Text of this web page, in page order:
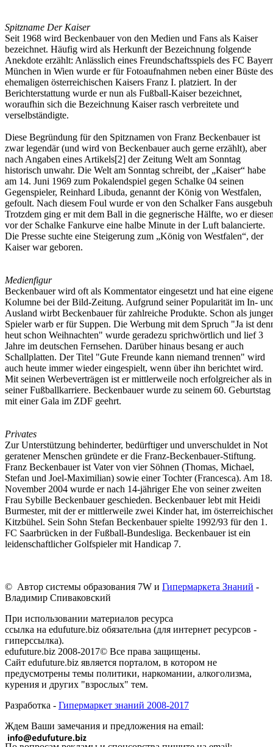
Spitzname Der Kaiser
Seit 1968 wird Beckenbauer von den Medien und Fans als Kaiser
bezeichnet. Häufig wird als Herkunft der Bezeichnung folgende
Anekdote erzählt: Anlässlich eines Freundschaftsspiels des FC
München in Wien wurde er für Fotoaufnahmen neben einer Büste des
ehemaligen österreichischen Kaisers Franz I. platziert. In der
Berichterstattung wurde er nun als Fußball-Kaiser bezeichnet,
woraufhin sich die Bezeichnung Kaiser rasch verbreitete und
verselbständigte.
Diese Begründung für den Spitznamen von Franz Beckenbauer ist
zwar legendär (und wird von Beckenbauer auch gerne erzählt), aber
nach Angaben eines Artikels[2] der Zeitung Welt am Sonntag
historisch unwahr. Die Welt am Sonntag schreibt, der „Kaiser“ habe
am 14. Juni 1969 zum Pokalendspiel gegen Schalke 04 seinen
Gegenspieler, Reinhard Libuda, genannt der König von Westfalen,
gefoult. Nach diesem Foul wurde er von den Schalker Fans
Trotzdem ging er mit dem Ball in die gegnerische Hälfte, wo er
vor der Schalke Fankurve eine halbe Minute in der Luft balancierte.
Die Presse suchte eine Steigerung zum „König von Westfalen“, der
Kaiser war geboren.
Medienfigur
Beckenbauer wird oft als Kommentator eingesetzt und hat eine eigene
Kolumne bei der Bild-Zeitung. Aufgrund seiner Popularität im In-
Ausland wirbt Beckenbauer für zahlreiche Produkte. Schon als junger
Spieler warb er für Suppen. Die Werbung mit dem Spruch "Ja ist
heut schon Weihnachten" wurde geradezu sprichwörtlich und lief 3
Jahre im deutschen Fernsehen. Darüber hinaus besang er auch
Schallplatten. Der Titel "Gute Freunde kann niemand trennen" wird
auch heute immer wieder eingespielt, wenn über ihn berichtet wird.
Mit seinen Werbeverträgen ist er mittlerweile noch erfolgreicher als in
seiner Fußballkarriere. Beckenbauer wurde zu seinem 60. Geburtstag
mit einer Gala im ZDF geehrt.
Privates
Zur Unterstützung behinderter, bedürftiger und unverschuldet in Not
geratener Menschen gründete er die Franz-Beckenbauer-Stiftung.
Franz Beckenbauer ist Vater von vier Söhnen (Thomas, Michael,
Stefan und Joel-Maximilian) sowie einer Tochter (Francesca). Am 18.
November 2004 wurde er nach 14-jähriger Ehe von seiner zweiten
Frau Sybille Beckenbauer geschieden. Beckenbauer lebt mit Heidi
Burmester, mit der er mittlerweile zwei Kinder hat, im
Kitzbühel. Sein Sohn Stefan Beckenbauer spielte 1992/93 für den 1.
FC Saarbrücken in der Fußball-Bundesliga. Beckenbauer ist ein
leidenschaftlicher Golfspieler mit Handicap 7.
© Автор системы образования 7W и Гипермаркета Знаний -
Владимир Спиваковский
При использовании материалов ресурса
ссылка на edufuture.biz обязательна (для интернет ресурсов -
гиперссылка).
edufuture.biz 2008-2017© Все права защищены.
Сайт edufuture.biz является порталом, в котором не
предусмотрены темы политики, наркомании, алкоголизма,
курения и других "взрослых" тем.
Разработка - Гипермаркет знаний 2008-2017
Ждем Ваши замечания и предложения на email: